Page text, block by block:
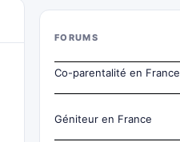
FORUMS
Co-parentalité en France
Géniteur en France